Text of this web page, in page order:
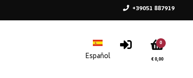
+39051 887919
0
€ 0,00